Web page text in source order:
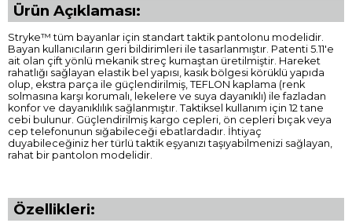
Ürün Açıklaması:
Stryke™ tüm bayanlar için standart taktik pantolonu modelidir.
Bayan kullanıcıların geri bildirimleri ile tasarlanmıştır. Patenti 5.11'e
ait olan çift yönlü mekanik streç kumaştan üretilmiştir. Hareket
rahatlığı sağlayan elastik bel yapısı, kasık bölgesi körüklü yapıda
olup, ekstra parça ile güçlendirilmiş, TEFLON kaplama (renk
solmasına karşı korumalı, lekelere ve suya dayanıklı) ile fazladan
konfor ve dayanıklılık sağlanmıştır. Taktiksel kullanım için 12 tane
cebi bulunur. Güçlendirilmiş kargo cepleri, ön cepleri bıçak veya
cep telefonunun sığabileceği ebatlardadır. İhtiyaç
duyabileceğiniz her türlü taktik eşyanızı taşıyabilmenizi sağlayan,
rahat bir pantolon modelidir.
Özellikleri: